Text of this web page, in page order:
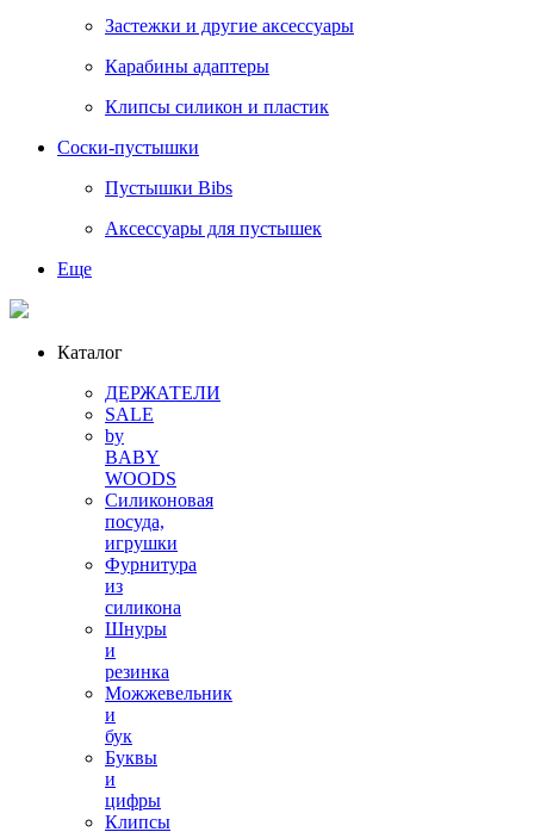
Застежки и другие аксессуары
Карабины адаптеры
Клипсы силикон и пластик
Соски-пустышки
Пустышки Bibs
Аксессуары для пустышек
Еще
Каталог
ДЕРЖАТЕЛИ
SALE
by
BABY
WOODS
Силиконовая
посуда,
игрушки
Фурнитура
из
силикона
Шнуры
и
резинка
Можжевельник
и
бук
Буквы
и
цифры
Клипсы